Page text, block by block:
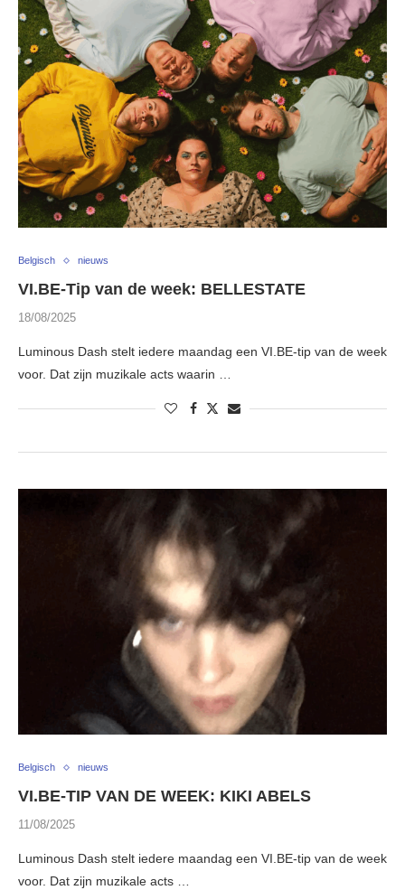
Belgisch nieuws
VI.BE-Tip van de week: BELLESTATE
18/08/2025
Luminous Dash stelt iedere maandag een VI.BE-tip van de week
voor. Dat zijn muzikale acts waarin …
Belgisch nieuws
VI.BE-TIP VAN DE WEEK: KIKI ABELS
11/08/2025
Luminous Dash stelt iedere maandag een VI.BE-tip van de week
voor. Dat zijn muzikale acts …